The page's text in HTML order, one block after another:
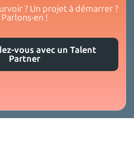
? Un projet à démarrer ?
Parlons-en !
vous avec un Talent
Partner